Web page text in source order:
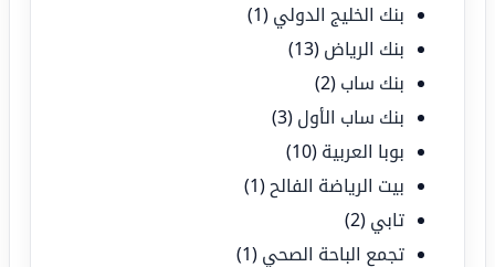
بنك الخليج الدولي (1)
بنك الرياض (13)
بنك ساب (2)
بنك ساب الأول (3)
بوبا العربية (10)
بيت الرياضة الفالح (1)
تابي (2)
تجمع الباحة الصحي (1)